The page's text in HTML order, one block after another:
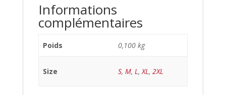
Informations
complémentaires
Poids 0,100 kg
Size S, M, L,XL, 2XL